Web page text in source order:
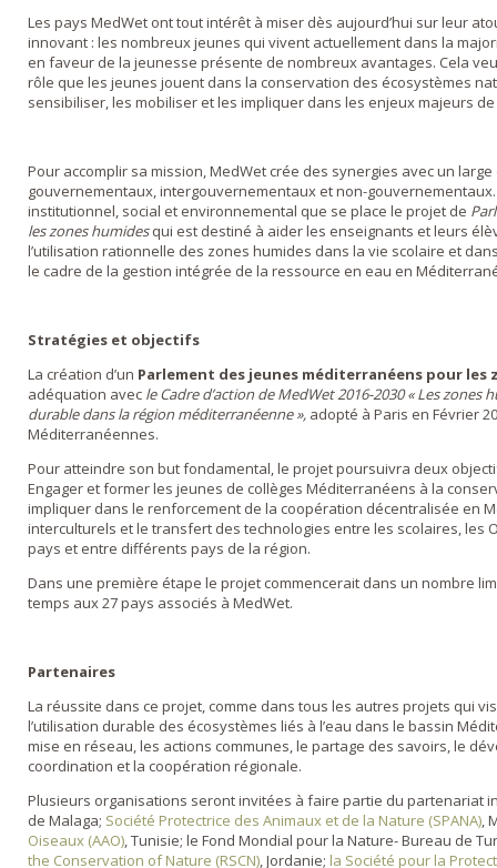
Les pays MedWet ont tout intérêt à miser dès aujourd’hui sur leur
innovant : les nombreux jeunes qui vivent actuellement dans la
en faveur de la jeunesse présente de nombreux avantages. Cela
rôle que les jeunes jouent dans la conservation des écosystèmes
sensibiliser, les mobiliser et les impliquer dans les enjeux majeurs de
Pour accomplir sa mission, MedWet crée des synergies avec un
gouvernementaux, intergouvernementaux et non-gouvernementaux.
institutionnel, social et environnemental que se place le projet de
les zones humidesqui est destiné à aider les enseignants et leurs
l’utilisation rationnelle des zones humides dans la vie scolaire et
le cadre de la gestion intégrée de la ressource en eau en
Stratégies et objectifs
La création d’un Parlement des jeunes méditerranéens pour les
adéquation avec le Cadre d’action de MedWet 2016-2030 « Les
durable dans la région méditerranéenne », adopté à Paris en Février
Méditerranéennes.
Pour atteindre son but fondamental, le projet poursuivra deux
Engager et former les jeunes de collèges Méditerranéens à la
impliquer dans le renforcement de la coopération décentralisée en
interculturels et le transfert des technologies entre les scolaires, les
pays et entre différents pays de la région.
Dans une première étape le projet commencerait dans un nombre
temps aux 27 pays associés à MedWet.
Partenaires
La réussite dans ce projet, comme dans tous les autres projets qui
l’utilisation durable des écosystèmes liés à l’eau dans le bassin
mise en réseau, les actions communes, le partage des savoirs, le
coordination et la coopération régionale.
Plusieurs organisations seront invitées à faire partie du partenariat
de Malaga; Société Protectrice des Animaux et de la Nature (SPANA),
Oiseaux (AAO), Tunisie; le Fond Mondial pour la Nature- Bureau de
the Conservation of Nature (RSCN), Jordanie; la Société pour la